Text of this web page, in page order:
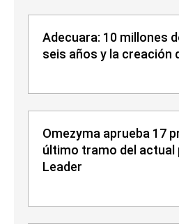
Adecuara: 10 millones
seis años y la creación
Omezyma aprueba 17
último tramo del actual
Leader